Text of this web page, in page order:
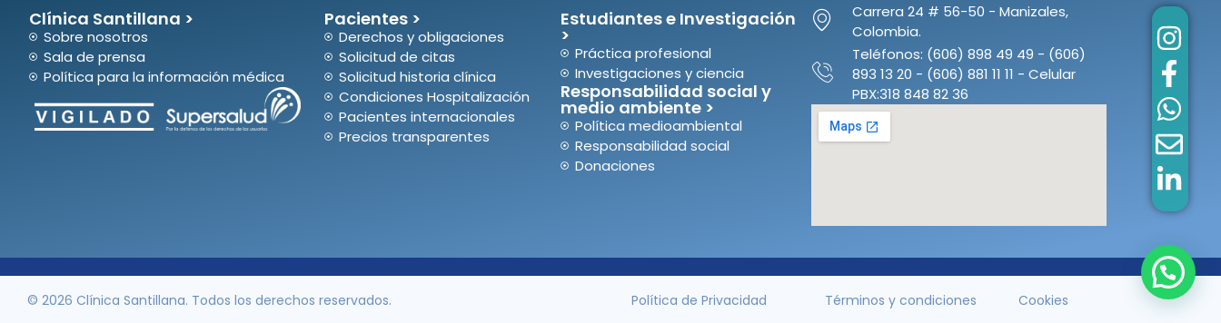
Clínica Santillana >
Sobre nosotros
Sala de prensa
Política para la información médica
Pacientes >
Derechos y obligaciones
Solicitud de citas
Solicitud historia clínica
Condiciones Hospitalización
Pacientes internacionales
Precios transparentes
Estudiantes e Investigación
>
Práctica profesional
Investigaciones y ciencia
Responsabilidad social y
medio ambiente >
Política medioambiental
Responsabilidad social
Donaciones
Carrera 24 # 56-50 - Manizales,
Colombia.
Teléfonos: (606) 898 49 49 - (606)
893 13 20 - (606) 881 11 11 - Celular
PBX:318 848 82 36
© 2026 Clínica Santillana. Todos los derechos reservados. Política de Privacidad Términos y condiciones Cookies